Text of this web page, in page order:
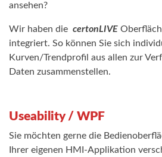
ansehen?
Wir haben die certonLIVE
integriert. So können Sie sich
Kurven/Trendprofil aus allen zur
Daten zusammenstellen.
Useability / WPF
Sie möchten gerne die
Ihrer eigenen HMI-Applikation